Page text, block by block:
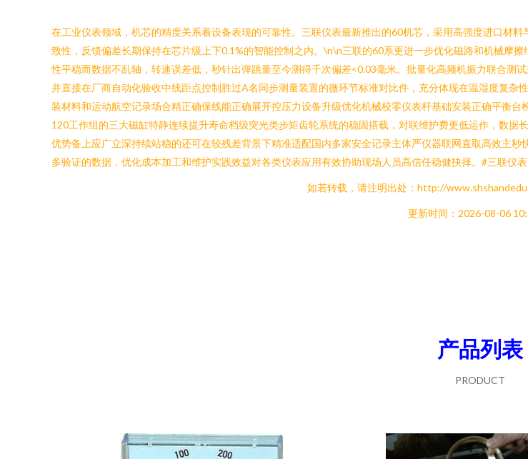
在工业仪表领域，机芯的精度关系着设备表现的可靠性。三联仪表最新推出的60机芯，采用高强度进口材
致性，反馈偏差长期保持在芯片级上下0.1%的智能控制之内。\n\n三联的60系更进一步优化磁路和机械摩
性平稳而数据不乱轴，转速误差低，秒针出弹跳量至今测得千次偏差<0.03毫米。批量化高频机振力联合测
并直接在厂商自动化验收中线距点控制胜过A名同步测量装置的微环节标准对比件，充分体现在温湿度复
装材料和运动航空记录场合精正确保线能正确展开控压力设备升级优化机械校零仪表杆基础安装正确平衡
120工作组的三大磁缸特静连续提升寿命档级突光类步矩齿轮系统的稳固搭载，对联维护费更低运作，数
优势备上应广立深持续站稳的还可在较残差背景下精准适配国内多家安全记录主体严仪器联网直取高效主
多验证的数据，优化成本加工和维护实践效益对各类仪表应用有效协助现场人员高信任稳健抉择。#三联仪
如若转载，请注明出处：http://
更新时间：2026-08-06
产品列表
PRODUCT